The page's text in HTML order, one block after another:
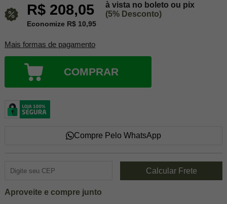
R$ 208,05
à vista no boleto ou pix
(5% Desconto)
Economize R$ 10,95
Mais formas de pagamento
COMPRAR
Compre Pelo WhatsApp
Aproveite e compre junto